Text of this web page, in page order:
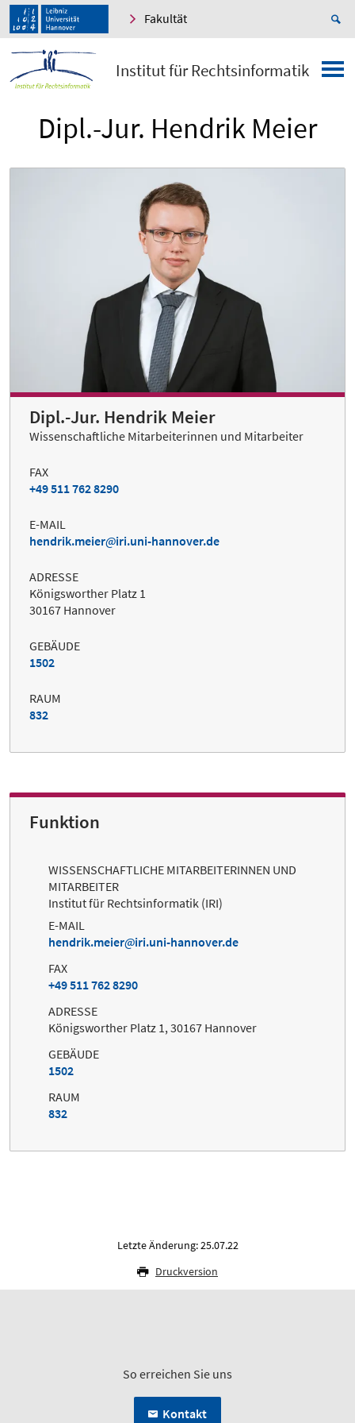
Fakultät
Institut für Rechtsinformatik
Dipl.-Jur. Hendrik Meier
Dipl.-Jur. Hendrik Meier
Wissenschaftliche Mitarbeiterinnen und Mitarbeiter
FAX
+49 511 762 8290
E-MAIL
hendrik.meier
iri.uni-hannover.de
ADRESSE
Königsworther Platz 1
30167 Hannover
GEBÄUDE
1502
RAUM
832
Funktion
WISSENSCHAFTLICHE MITARBEITERINNEN UND
MITARBEITER
Institut für Rechtsinformatik (IRI)
E-MAIL
hendrik.meier
iri.uni-hannover.de
FAX
+49 511 762 8290
ADRESSE
Königsworther Platz 1, 30167 Hannover
GEBÄUDE
1502
RAUM
832
Letzte Änderung: 25.07.22
Druckversion
So erreichen Sie uns
Kontakt